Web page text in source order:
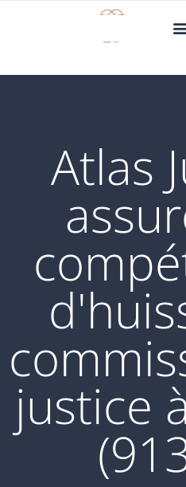
Atlas
justice